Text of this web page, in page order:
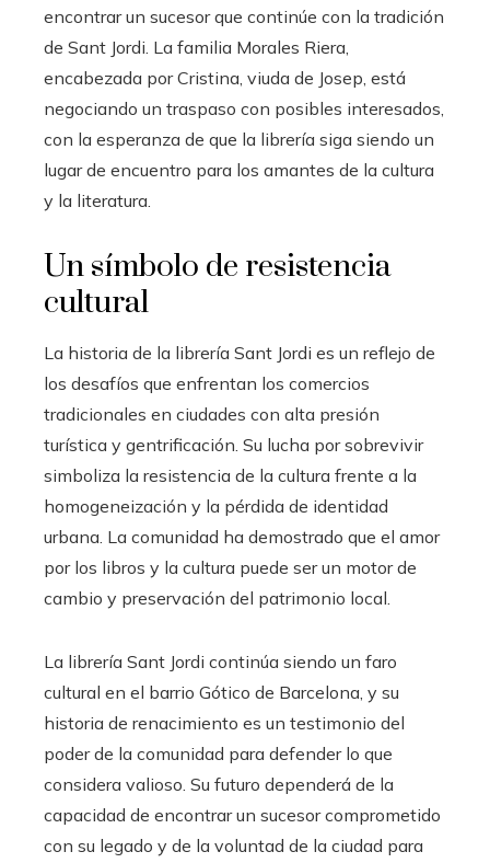
encontrar un sucesor que continúe con la tradición
de Sant Jordi. La familia Morales Riera,
encabezada por Cristina, viuda de Josep, está
negociando un traspaso con posibles interesados,
con la esperanza de que la librería siga siendo un
lugar de encuentro para los amantes de la cultura
y la literatura.
Un símbolo de resistencia
cultural
La historia de la librería Sant Jordi es un reflejo de
los desafíos que enfrentan los comercios
tradicionales en ciudades con alta presión
turística y gentrificación. Su lucha por sobrevivir
simboliza la resistencia de la cultura frente a la
homogeneización y la pérdida de identidad
urbana. La comunidad ha demostrado que el amor
por los libros y la cultura puede ser un motor de
cambio y preservación del patrimonio local.
La librería Sant Jordi continúa siendo un faro
cultural en el barrio Gótico de Barcelona, y su
historia de renacimiento es un testimonio del
poder de la comunidad para defender lo que
considera valioso. Su futuro dependerá de la
capacidad de encontrar un sucesor comprometido
con su legado y de la voluntad de la ciudad para